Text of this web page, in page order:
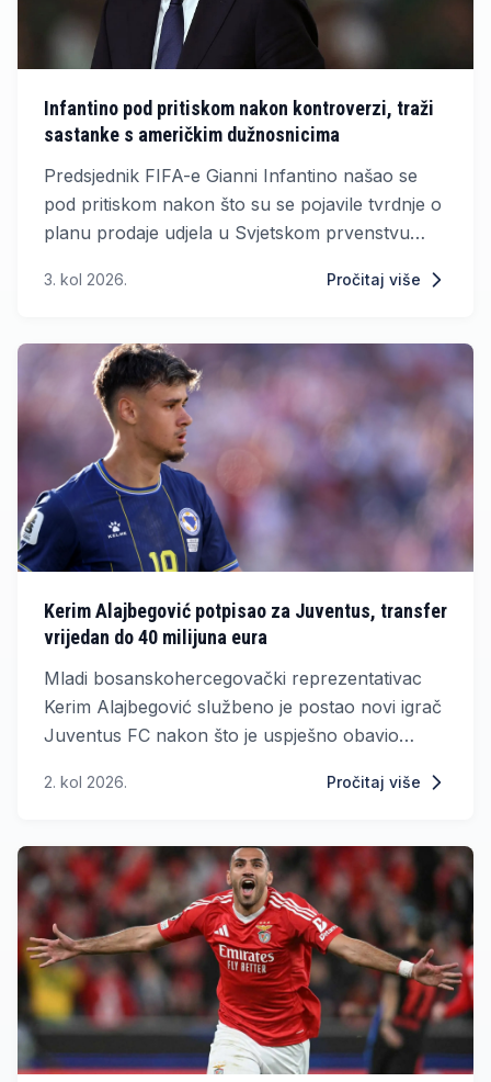
Infantino pod pritiskom nakon kontroverzi, traži
sastanke s američkim dužnosnicima
Predsjednik FIFA-e Gianni Infantino našao se
pod pritiskom nakon što su se pojavile tvrdnje o
planu prodaje udjela u Svjetskom prvenstvu
Posta, Infantino je posljednjih dana pokušavao
Donaldom Trumpom.
3. kol 2026. Pročitaj više
Kerim Alajbegović potpisao za Juventus, transfer
vrijedan do 40 milijuna eura
Mladi bosanskohercegovački reprezentativac
Kerim Alajbegović službeno je postao novi igrač
Juventus FC nakon što je uspješno obavio
velikanom.
2. kol 2026. Pročitaj više